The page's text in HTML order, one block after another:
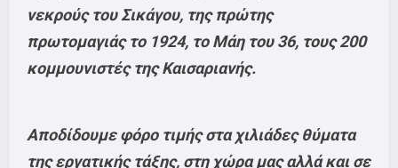
νεκρούς του Σικάγου, της πρώτης
πρωτομαγιάς το 1924, το Μάη του 36, τους 200
κομμουνιστές της Καισαριανής.
Αποδίδουμε φόρο τιμής στα χιλιάδες θύματα
της εργατικής τάξης, στη χώρα μας αλλά και σε